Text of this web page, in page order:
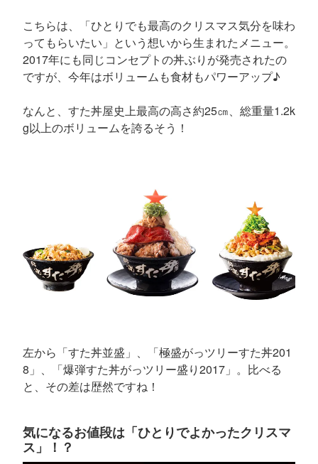
こちらは、「ひとりでも最高のクリスマス気分を味わ
ってもらいたい」という想いから生まれたメニュー。
2017年にも同じコンセプトの丼ぶりが発売されたの
ですが、今年はボリュームも食材もパワーアップ♪
なんと、すた丼屋史上最高の高さ約25㎝、総重量1.2k
g以上のボリュームを誇るそう！
左から「すた丼並盛」、「極盛がっツリーすた丼201
8」、「爆弾すた丼がっツリー盛り2017」。比べる
と、その差は歴然ですね！
気になるお値段は「ひとりでよかったクリスマ
ス」！？